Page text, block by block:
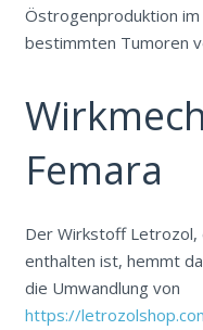
Östrogenproduktion
bestimmten Tumoren
Femara
Der Wirkstoff Letrozol,
enthalten ist, hemmt
die Umwandlung von
https://